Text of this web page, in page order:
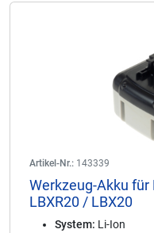
Artikel-Nr.: 143339
Werkzeug-Akku für
LBXR20 / LBX20
System: Li-Ion